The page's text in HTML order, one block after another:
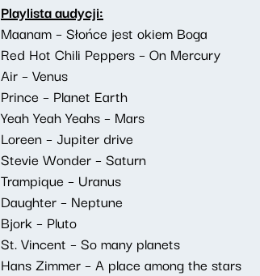
Playlista audycji:
Maanam – Słońce jest okiem Boga
Red Hot Chili Peppers – On Mercury
Air – Venus
Prince – Planet Earth
Yeah Yeah Yeahs – Mars
Loreen – Jupiter drive
Stevie Wonder – Saturn
Trampique – Uranus
Daughter – Neptune
Bjork – Pluto
St. Vincent – So many planets
Hans Zimmer – A place among the stars